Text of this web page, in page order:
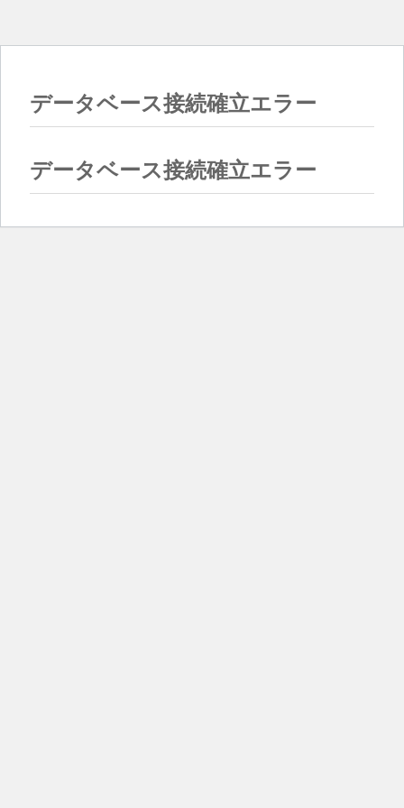
データベース接続確立エラー
データベース接続確立エラー